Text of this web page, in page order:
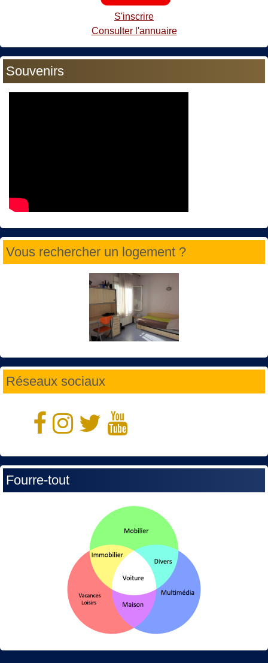
S'inscrire
Consulter l'annuaire
Souvenirs
Vous rechercher un logement ?
Réseaux sociaux
Fourre-tout